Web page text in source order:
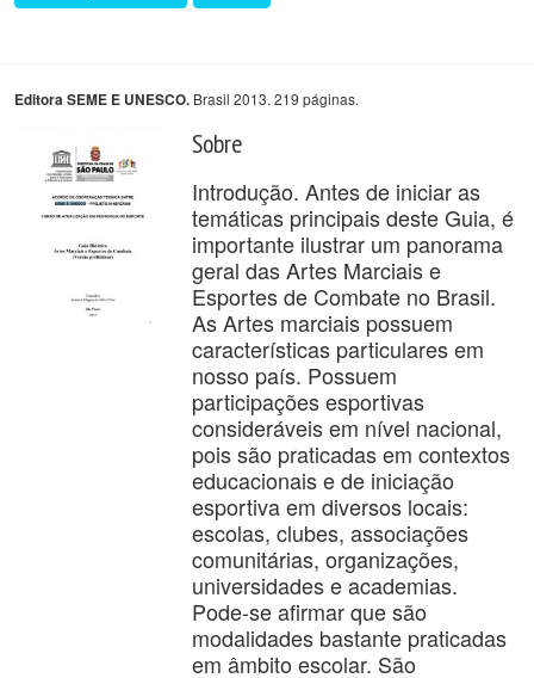
Editora SEME E UNESCO. Brasil 2013. 219 páginas.
Sobre
Introdução. Antes de iniciar as
temáticas principais deste Guia, é
importante ilustrar um panorama
geral das Artes Marciais e
Esportes de Combate no Brasil.
As Artes marciais possuem
características particulares em
nosso país. Possuem
participações esportivas
consideráveis em nível nacional,
pois são praticadas em contextos
educacionais e de iniciação
esportiva em diversos locais:
escolas, clubes, associações
comunitárias, organizações,
universidades e academias.
Pode-se afirmar que são
modalidades bastante praticadas
em âmbito escolar. São